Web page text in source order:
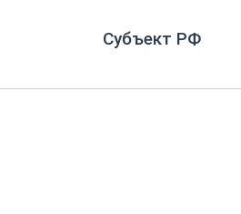
Субъект РФ